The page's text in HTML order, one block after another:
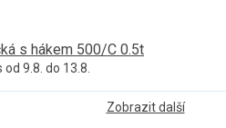
s hákem 500/C 0.5t
od 9.8. do 13.8.
Zobrazit další